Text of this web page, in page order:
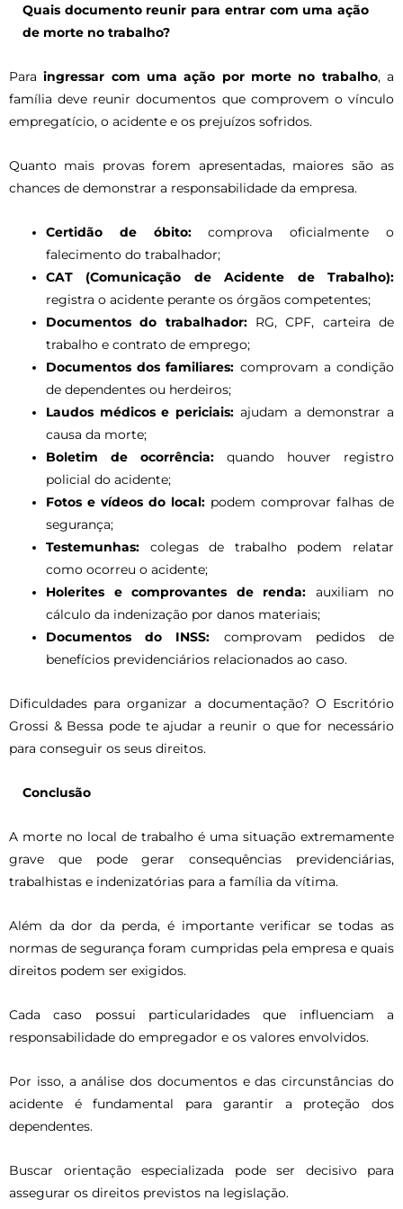
Quais documento reunir para entrar com uma ação
de morte no trabalho?
Paraingressar com uma ação por morte no trabalho, a
família deve reunir documentos que comprovem o vínculo
empregatício, o acidente e os prejuízos sofridos.
Quanto mais provas forem apresentadas, maiores são as
chances de demonstrar a responsabilidade da empresa.
Certidão de óbito:comprova oficialmente o
falecimento do trabalhador;
CAT (Comunicação de Acidente de Trabalho):
registra o acidente perante os órgãos competentes;
Documentos do trabalhador:RG, CPF, carteira de
trabalho e contrato de emprego;
Documentos dos familiares: comprovam a condição
de dependentes ou herdeiros;
Laudos médicos e periciais: ajudam a demonstrar a
causa da morte;
Boletim de ocorrência: quando houver registro
policial do acidente;
Fotos e vídeos do local: podem comprovar falhas de
segurança;
Testemunhas: colegas de trabalho podem relatar
como ocorreu o acidente;
Holerites e comprovantes de renda: auxiliam no
cálculo da indenização por danos materiais;
Documentos do INSS: comprovam pedidos de
benefícios previdenciários relacionados ao caso.
Dificuldades para organizar a documentação? O Escritório
Grossi & Bessa pode te ajudar a reunir o que for necessário
para conseguir os seus direitos.
Conclusão
A morte no local de trabalho é uma situação extremamente
grave que pode gerar consequências previdenciárias,
trabalhistas e indenizatórias para a família da vítima.
Além da dor da perda, é importante verificar se todas as
normas de segurança foram cumpridas pela empresa e quais
direitos podem ser exigidos.
Cada caso possui particularidades que influenciam a
responsabilidade do empregador e os valores envolvidos.
Por isso, a análise dos documentos e das circunstâncias do
acidente é fundamental para garantir a proteção dos
dependentes.
Buscar orientação especializada pode ser decisivo para
assegurar os direitos previstos na legislação.